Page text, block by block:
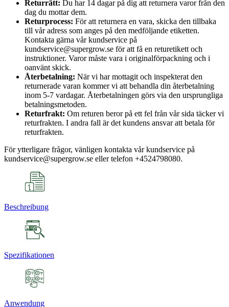
Returrätt: Du har 14 dagar på dig att returnera varor från den
dag du mottar dem.
Returprocess: För att returnera en vara, skicka den tillbaka
till vår adress som anges på den medföljande etiketten.
Kontakta gärna vår kundservice på
kundservice@supergrow.se för att få en returetikett och
instruktioner. Varor måste vara i originalförpackning och i
oanvänt skick.
Återbetalning: När vi har mottagit och inspekterat den
returnerade varan kommer vi att behandla din återbetalning
inom 5-7 vardagar. Återbetalningen görs via den ursprungliga
betalningsmetoden.
Returfrakt: Om returen beror på ett fel från vår sida täcker vi
returfrakten. I andra fall är det kundens ansvar att betala för
returfrakten.
För ytterligare frågor, vänligen kontakta vår kundservice på
kundservice@supergrow.se eller telefon +4524798080.
Beschreibung
Spezifikationen
Anwendung